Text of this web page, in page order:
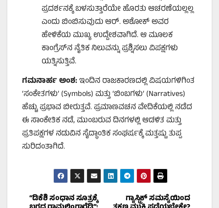
ಪ್ರದರ್ಶನಕ್ಕೆ ಬಳಸುತ್ತಾರೆಯೇ ಹೊರತು ಆಚರಣೆಯಲ್ಲಲ್ಲ
ಎಂದು ಬಿಂಬಿಸುವುದು ಆರ್. ಅಶೋಕ್ ಅವರ
ಹೇಳಿಕೆಯ ಮುಖ್ಯ ಉದ್ದೇಶವಾಗಿದೆ. ಆ ಮೂಲಕ
ಕಾಂಗ್ರೆಸ್‌ನ ನೈತಿಕ ನಿಲುವನ್ನು ಪ್ರಶ್ನಿಸಲು ವಿಪಕ್ಷಗಳು
ಯತ್ನಿಸುತ್ತಿವೆ.
ಗಮನಾರ್ಹ ಅಂಶ:ಇಂದಿನ ರಾಜಕಾರಣದಲ್ಲಿ ವಿಷಯಗಳಿಗಿಂತ
‘ಸಂಕೇತಗಳು’ (Symbols) ಮತ್ತು ‘ಬಿಂಬಗಳು’ (Narratives)
ಹೆಚ್ಚು ಪ್ರಭಾವ ಬೀರುತ್ತವೆ. ಪ್ರಮಾಣವಚನ ವೇದಿಕೆಯಲ್ಲಿ ನಡೆದ
ಈ ಸಾಂಕೇತಿಕ ನಡೆ, ಮುಂಬರುವ ದಿನಗಳಲ್ಲಿ ಆಡಳಿತ ಮತ್ತು
ಪ್ರತಿಪಕ್ಷಗಳ ನಡುವಿನ ಸೈದ್ಧಾಂತಿಕ ಸಂಘರ್ಷಕ್ಕೆ ಮತ್ತಷ್ಟು ತುಪ್ಪ
ಸುರಿದಂತಾಗಿದೆ.
ಗ್ಯಾಸ್ಟ್ರಿಕ್ ಸಮಸ್ಯೆಯಿಂದ
“ಡಿಕೆಶಿ ಸಂಧಾನ ಸೂತ್ರಕ್ಕೆ